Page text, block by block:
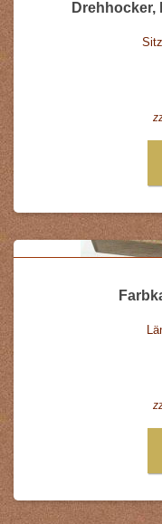
Drehhocker,